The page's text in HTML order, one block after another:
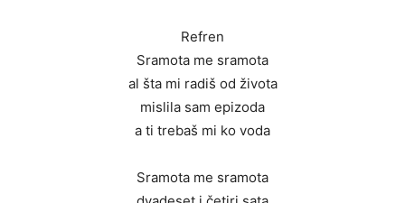
Refren
Sramota me sramota
al šta mi radiš od života
mislila sam epizoda
a ti trebaš mi ko voda
Sramota me sramota